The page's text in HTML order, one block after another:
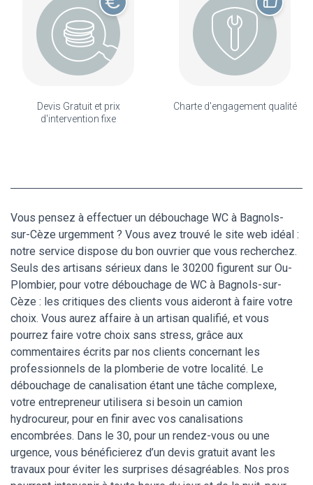
Devis Gratuit et prix
d'intervention fixe
Charte d'engagement qualité
Vous pensez à effectuer un débouchage WC à Bagnols-
sur-Cèze urgemment ? Vous avez trouvé le site web idéal :
notre service dispose du bon ouvrier que vous recherchez.
Seuls des artisans sérieux dans le 30200 figurent sur Ou-
Plombier, pour votre débouchage de WC à Bagnols-sur-
Cèze : les critiques des clients vous aideront à faire votre
choix. Vous aurez affaire à un artisan qualifié, et vous
pourrez faire votre choix sans stress, grâce aux
commentaires écrits par nos clients concernant les
professionnels de la plomberie de votre localité. Le
débouchage de canalisation étant une tâche complexe,
votre entrepreneur utilisera si besoin un camion
hydrocureur, pour en finir avec vos canalisations
encombrées. Dans le 30, pour un rendez-vous ou une
urgence, vous bénéficierez d’un devis gratuit avant les
travaux pour éviter les surprises désagréables. Nos pros